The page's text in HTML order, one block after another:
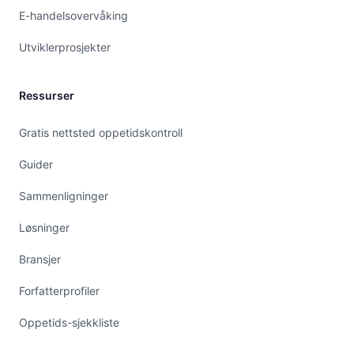
E-handelsovervåking
Utviklerprosjekter
Ressurser
Gratis nettsted oppetidskontroll
Guider
Sammenligninger
Løsninger
Bransjer
Forfatterprofiler
Oppetids-sjekkliste